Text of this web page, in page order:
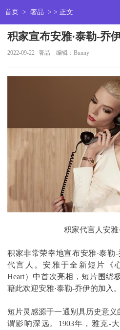
首页 > 奢品 > > 正文
积家宣布安雅·泰勒-乔
2022-09-22 奢品 编辑：Bunny
积家代言人安雅
积家非常荣幸地宣布安雅·泰勒-
代言人。安雅于全新短片《
Heart）中首次亮相，短片围绕
藉此欢迎安雅·泰勒-乔伊的加入。
短片灵感源于一通别具历史意
谓影响深远。1903年，雅克-大